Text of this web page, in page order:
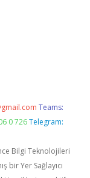
Teams:
0 726 Telegram:
Bilgi Teknolojileri
bir Yer Sağlayıcı